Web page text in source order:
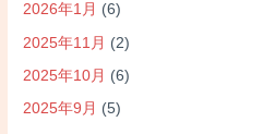
2026年1月 (6)
2025年11月 (2)
2025年10月 (6)
2025年9月 (5)